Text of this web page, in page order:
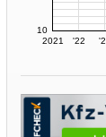
2021 '22
10